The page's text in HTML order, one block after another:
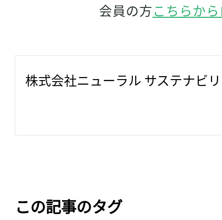
会員の方こちらか
株式会社ニューラル サステナビ
この記事のタグ